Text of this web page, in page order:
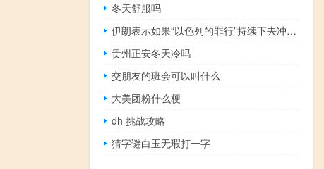
冬天舒服吗
伊朗表示如果“以色列的罪行”持续下去冲突很可能会扩散
贵州正安冬天冷吗
交朋友的班会可以叫什么
大美团粉什么梗
dh 挑战攻略
猜字谜白玉无瑕打一字